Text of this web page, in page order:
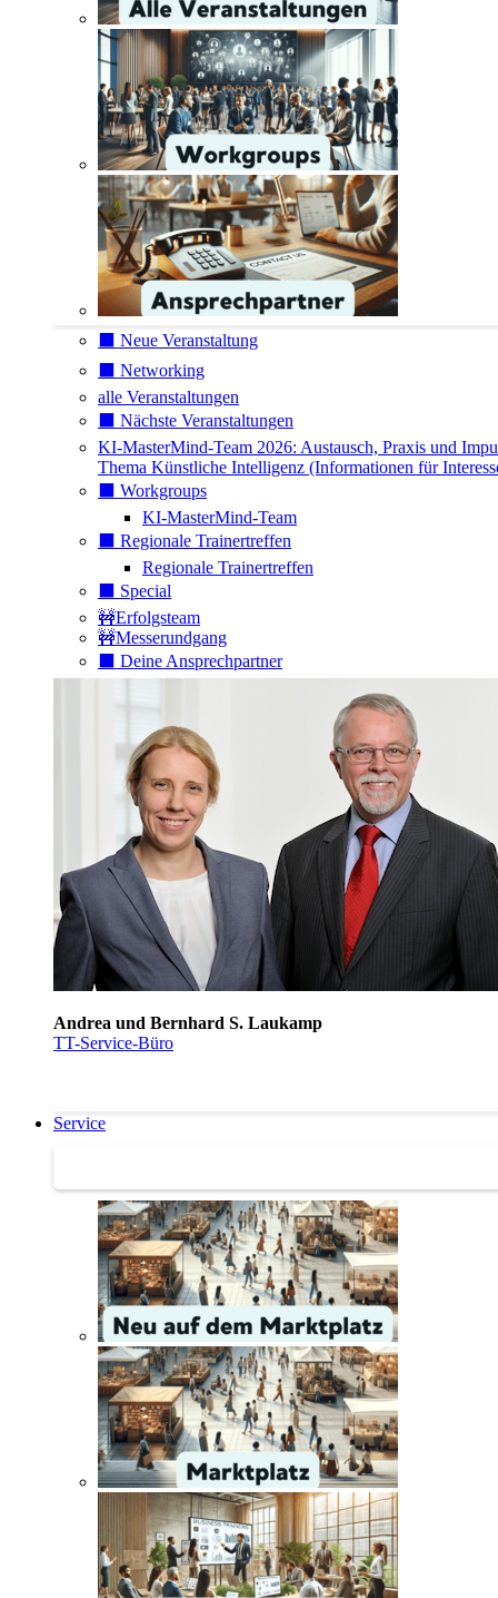
⬛️ Neue Veranstaltung
⬛️ Networking
alle Veranstaltungen
⬛️ Nächste Veranstaltungen
KI-MasterMind-Team 2026: Austausch, Praxis und
Thema Künstliche Intelligenz (Informationen für
⬛️ Workgroups
KI-MasterMind-Team
⬛️ Regionale Trainertreffen
Regionale Trainertreffen
⬛️ Special
🚧Erfolgsteam
🚧Messerundgang
⬛️ Deine Ansprechpartner
Andrea und Bernhard S. Laukamp
TT-Service-Büro
Service